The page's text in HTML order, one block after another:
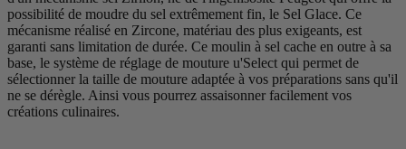
possibilité de moudre du sel extrêmement fin, le Sel Glace. Ce
mécanisme réalisé en Zircone, matériau des plus exigeants, est
garanti sans limitation de durée. Ce moulin à sel cache en outre à sa
base, le système de réglage de mouture u'Select qui permet de
sélectionner la taille de mouture adaptée à vos préparations sans qu'il
ne se dérègle. Ainsi vous pourrez assaisonner facilement vos
créations culinaires.